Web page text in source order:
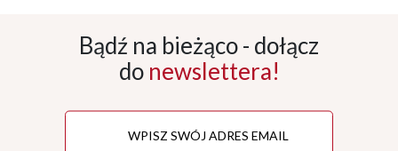
Bądź na bieżąco - dołącz
do newslettera!